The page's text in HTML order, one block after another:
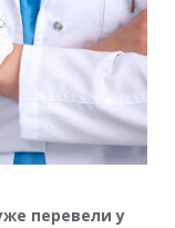
перевели у